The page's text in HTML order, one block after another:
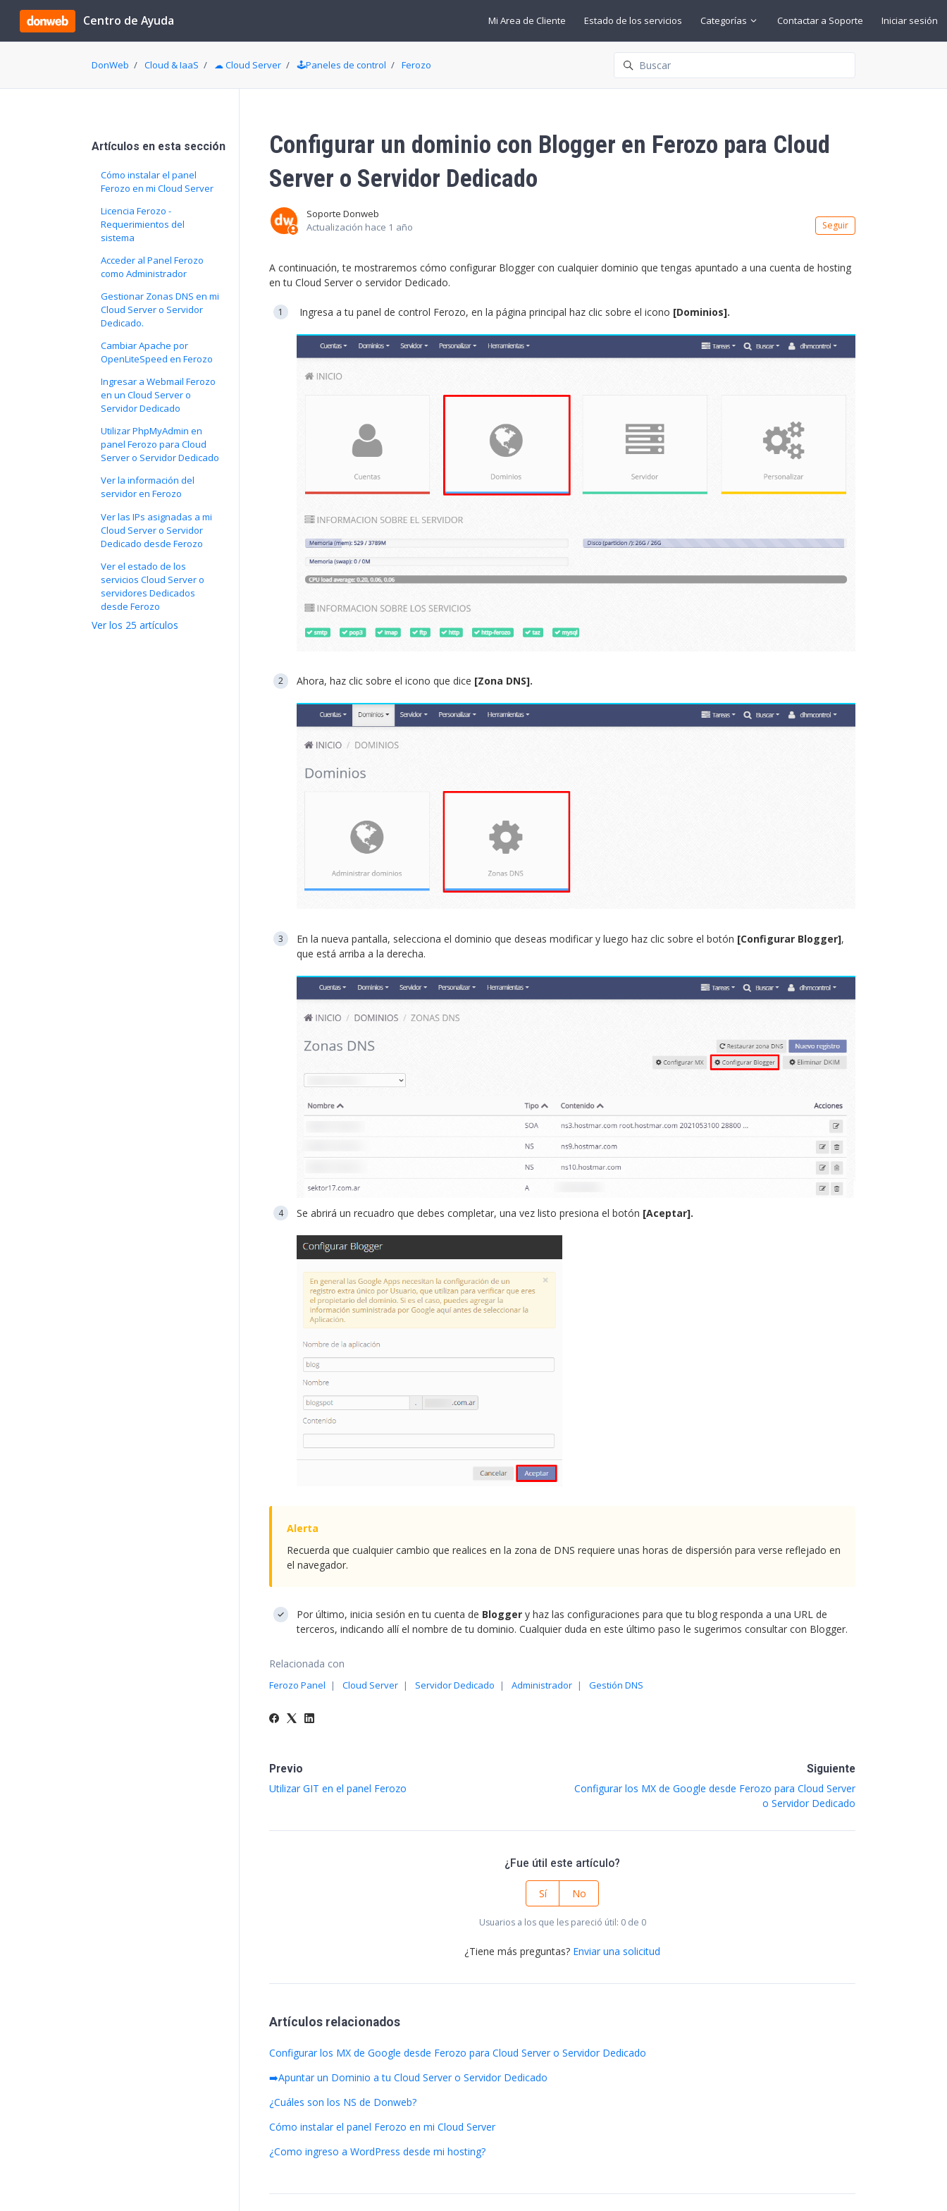
Saltar al contenido principal
Centro de Ayuda Mi Area de Cliente Estado de los servicios Categorías Contactar a Soporte Iniciar sesión
DonWeb Cloud & IaaS ☁ Cloud Server 🕹️Paneles de control Ferozo Búsqueda
Configurar un dominio con Blogger en Ferozo para Cloud
Server o Servidor Dedicado
Soporte Donweb
Actualización hace 1 año Seguir
A continuación, te mostraremos cómo configurar Blogger con cualquier dominio que tengas apuntado a una cuenta de hosting
en tu Cloud Server o servidor Dedicado.
Ingresa a tu panel de control Ferozo, en la página principal haz clic sobre el icono [Dominios].
Ahora, haz clic sobre el icono que dice [Zona DNS].
En la nueva pantalla, selecciona el dominio que deseas modificar y luego haz clic sobre el botón [Configurar Blogger],
que está arriba a la derecha.
Se abrirá un recuadro que debes completar, una vez listo presiona el botón [Aceptar].
Recuerda que cualquier cambio que realices en la zona de DNS requiere unas horas de dispersión para verse reflejado en
el navegador.
Por último, inicia sesión en tu cuenta de Bloggery haz las configuraciones para que tu blog responda a una URL de
terceros, indicando allí el nombre de tu dominio. Cualquier duda en este último paso le sugerimos consultar con Blogger.
Relacionada con
Ferozo Panel Cloud Server Servidor Dedicado Administrador Gestión DNS
Previo
Utilizar GIT en el panel Ferozo
Siguiente
Configurar los MX de Google desde Ferozo para Cloud Server
o Servidor Dedicado
¿Fue útil este artículo?
Sí No
Usuarios a los que les pareció útil: 0 de 0
¿Tiene más preguntas? Enviar una solicitud
Artículos relacionados
Configurar los MX de Google desde Ferozo para Cloud Server o Servidor Dedicado
➡️Apuntar un Dominio a tu Cloud Server o Servidor Dedicado
¿Cuáles son los NS de Donweb?
Cómo instalar el panel Ferozo en mi Cloud Server
¿Como ingreso a WordPress desde mi hosting?
Artículos en esta sección
Cómo instalar el panel
Ferozo en mi Cloud Server
Licencia Ferozo -
Requerimientos del
sistema
Acceder al Panel Ferozo
como Administrador
Gestionar Zonas DNS en mi
Cloud Server o Servidor
Dedicado.
Cambiar Apache por
OpenLiteSpeed en Ferozo
Ingresar a Webmail Ferozo
en un Cloud Server o
Servidor Dedicado
Utilizar PhpMyAdmin en
panel Ferozo para Cloud
Server o Servidor Dedicado
Ver la información del
servidor en Ferozo
Ver las IPs asignadas a mi
Cloud Server o Servidor
Dedicado desde Ferozo
Ver el estado de los
servicios Cloud Server o
servidores Dedicados
desde Ferozo
Ver los 25 artículos